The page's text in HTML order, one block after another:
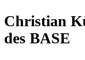
Christian
des BASE